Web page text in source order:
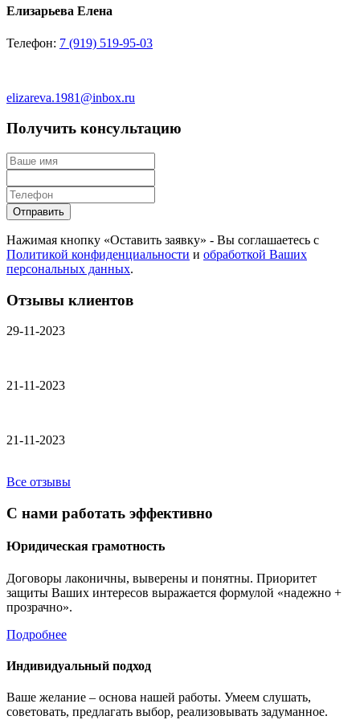
Елизарьева Елена
Телефон: 7 (919) 519-95-03
elizareva.1981@inbox.ru
Получить консультацию
Отправить
Нажимая кнопку «Оставить заявку» - Вы соглашаетесь с
Политикой конфиденциальности и обработкой Ваших
персональных данных.
Отзывы клиентов
29-11-2023
21-11-2023
21-11-2023
Все отзывы
С нами работать эффективно
Юридическая грамотность
Договоры лаконичны, выверены и понятны. Приоритет
защиты Ваших интересов выражается формулой «надежно +
прозрачно».
Подробнее
Индивидуальный подход
Ваше желание – основа нашей работы. Умеем слушать,
советовать, предлагать выбор, реализовывать задуманное.